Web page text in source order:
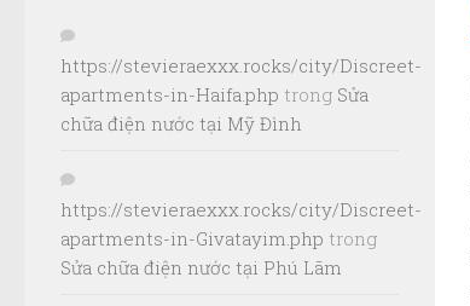
https://stevieraexxx.rocks/city/Discreet-
apartments-in-Haifa.php trong Sửa
chữa điện nước tại Mỹ Đình
https://stevieraexxx.rocks/city/Discreet-
apartments-in-Givatayim.php trong
Sửa chữa điện nước tại Phú Lãm